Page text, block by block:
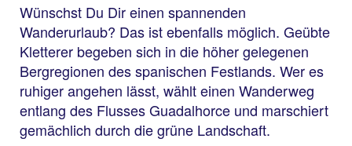
Wünschst Du Dir einen spannenden
Wanderurlaub? Das ist ebenfalls möglich. Geübte
Kletterer begeben sich in die höher gelegenen
Bergregionen des spanischen Festlands. Wer es
ruhiger angehen lässt, wählt einen Wanderweg
entlang des Flusses Guadalhorce und marschiert
gemächlich durch die grüne Landschaft.